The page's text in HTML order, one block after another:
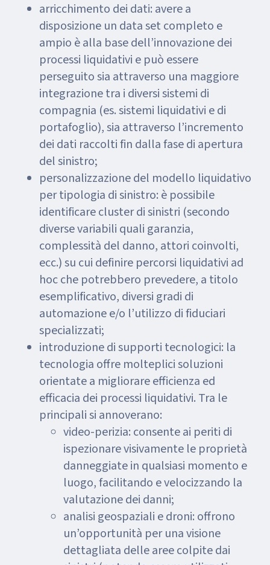
arricchimento dei dati: avere a
disposizione un data set completo e
ampio è alla base dell’innovazione dei
processi liquidativi e può essere
perseguito sia attraverso una maggiore
integrazione tra i diversi sistemi di
compagnia (es. sistemi liquidativi e di
portafoglio), sia attraverso l’incremento
dei dati raccolti fin dalla fase di apertura
del sinistro;
personalizzazione del modello liquidativo
per tipologia di sinistro: è possibile
identificare cluster di sinistri (secondo
diverse variabili quali garanzia,
complessità del danno, attori coinvolti,
ecc.) su cui definire percorsi liquidativi ad
hoc che potrebbero prevedere, a titolo
esemplificativo, diversi gradi di
automazione e/o l’utilizzo di fiduciari
specializzati;
introduzione di supporti tecnologici: la
tecnologia offre molteplici soluzioni
orientate a migliorare efficienza ed
efficacia dei processi liquidativi. Tra le
principali si annoverano:
video-perizia: consente ai periti di
ispezionare visivamente le proprietà
danneggiate in qualsiasi momento e
luogo, facilitando e velocizzando la
valutazione dei danni;
analisi geospaziali e droni: offrono
un’opportunità per una visione
dettagliata delle aree colpite dai